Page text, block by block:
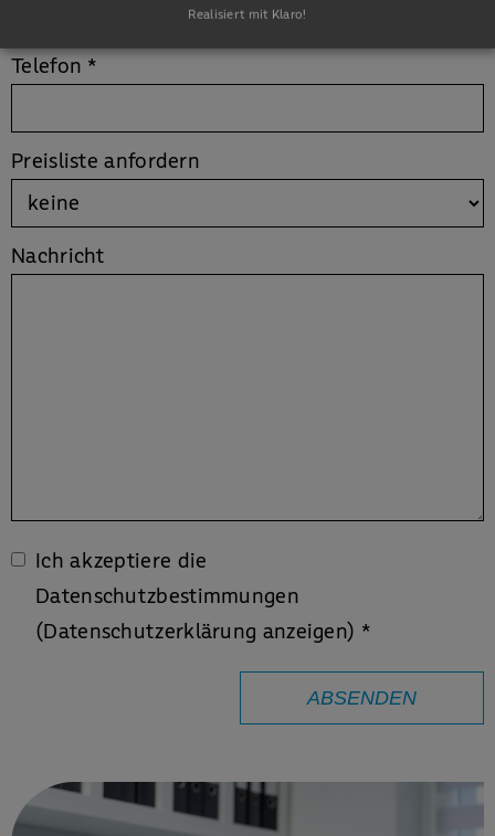
Telefon *
Preisliste anfordern
Nachricht
Ich akzeptiere die
Datenschutzbestimmungen
(Datenschutzerklärung anzeigen) *
ABSENDEN
Realisiert mit Klaro!